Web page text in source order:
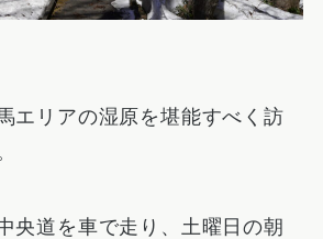
エリアの湿原を堪能すべく訪
央道を車で走り、土曜日の朝